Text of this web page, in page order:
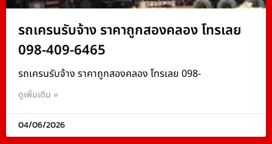
รถเครนรับจ้าง ราคาถูกสองคลอง โทรเลย
098-409-6465
รถเครนรับจ้าง ราคาถูกสองคลอง โทรเลย 098-
ดูเพิ่มเติม »
04/06/2026